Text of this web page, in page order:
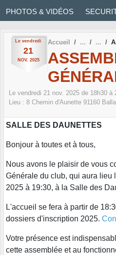
PHOTOS & VIDÉOS
Le vendredi
21
NOV. 2025
Accueil
Le vendredi 21 nov. 2025 de 18h30 à
Lieu : 8 Chemin d'Aunette 91160
SALLE DES DAUNETTES
Bonjour à toutes et à tous,
Nous avons le plaisir de vous
Générale du club, qui aura lieu
2025 à 19:30, à la Salle des
L'accueil se fera à partir de
dossiers d'inscription 2025.
Votre présence est
cette assemblée et au